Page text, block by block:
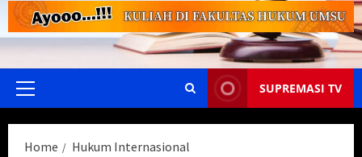
Primary
SUPREMASI TV
Home Hukum Internasional